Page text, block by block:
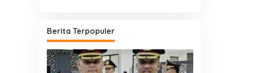
Berita Terpopuler